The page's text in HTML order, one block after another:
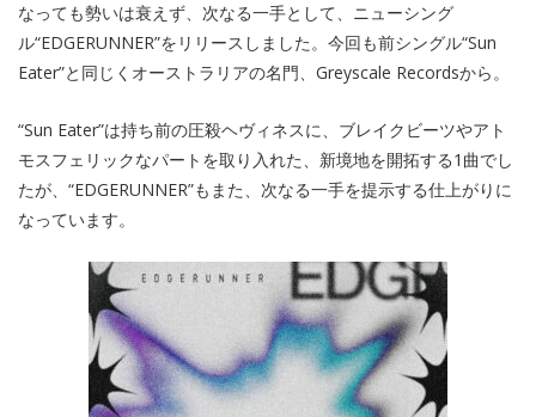
なっても勢いは衰えず、次なる一手として、ニューシング
ル“EDGERUNNER”をリリースしました。今回も前シングル“Sun
Eater”と同じくオーストラリアの名門、Greyscale Recordsから。
“Sun Eater”は持ち前の圧殺ヘヴィネスに、ブレイクビーツやアト
モスフェリックなパートを取り入れた、新境地を開拓する1曲でし
たが、“EDGERUNNER”もまた、次なる一手を提示する仕上がりに
なっています。